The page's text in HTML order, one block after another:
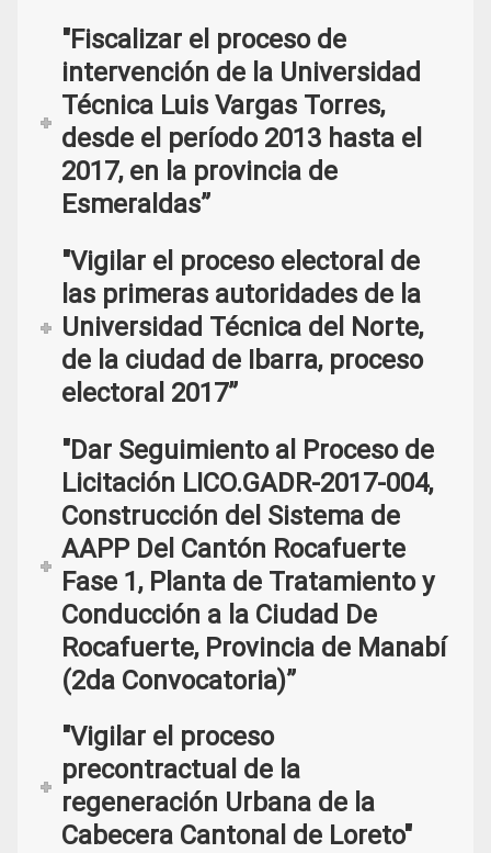
"Fiscalizar el proceso de
intervención de la Universidad
Técnica Luis Vargas Torres,
desde el período 2013 hasta el
2017, en la provincia de
Esmeraldas”
"Vigilar el proceso electoral de
las primeras autoridades de la
Universidad Técnica del Norte,
de la ciudad de Ibarra, proceso
electoral 2017”
"Dar Seguimiento al Proceso de
Licitación LICO.GADR-2017-004,
Construcción del Sistema de
AAPP Del Cantón Rocafuerte
Fase 1, Planta de Tratamiento y
Conducción a la Ciudad De
Rocafuerte, Provincia de Manabí
(2da Convocatoria)”
"Vigilar el proceso
precontractual de la
regeneración Urbana de la
Cabecera Cantonal de Loreto"